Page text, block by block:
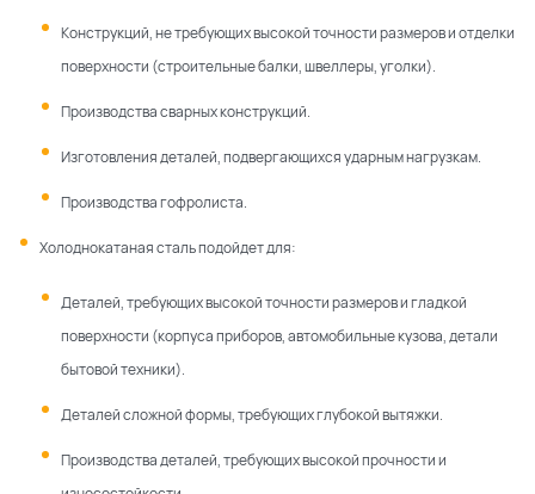
Конструкций, не требующих высокой точности размеров и отделки
поверхности (строительные балки, швеллеры, уголки).
Производства сварных конструкций.
Изготовления деталей, подвергающихся ударным нагрузкам.
Производства гофролиста.
Холоднокатаная сталь подойдет для:
Деталей, требующих высокой точности размеров и гладкой
поверхности (корпуса приборов, автомобильные кузова, детали
бытовой техники).
Деталей сложной формы, требующих глубокой вытяжки.
Производства деталей, требующих высокой прочности и